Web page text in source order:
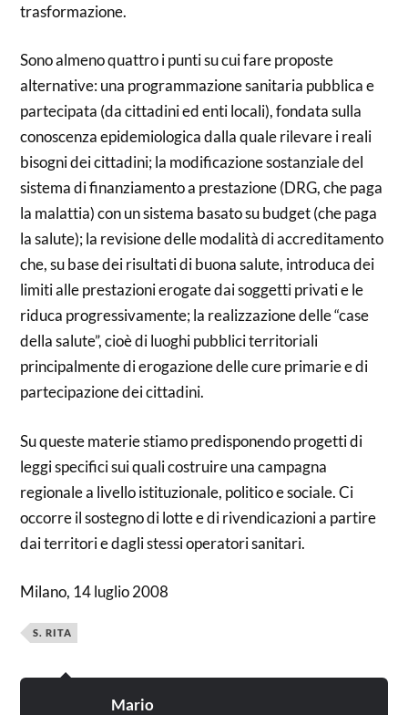
trasformazione.
Sono almeno quattro i punti su cui fare proposte
alternative: una programmazione sanitaria pubblica e
partecipata (da cittadini ed enti locali), fondata sulla
conoscenza epidemiologica dalla quale rilevare i reali
bisogni dei cittadini; la modificazione sostanziale del
sistema di finanziamento a prestazione (DRG, che paga
la malattia) con un sistema basato su budget (che paga
la salute); la revisione delle modalità di accreditamento
che, su base dei risultati di buona salute, introduca dei
limiti alle prestazioni erogate dai soggetti privati e le
riduca progressivamente; la realizzazione delle “case
della salute”, cioè di luoghi pubblici territoriali
principalmente di erogazione delle cure primarie e di
partecipazione dei cittadini.
Su queste materie stiamo predisponendo progetti di
leggi specifici sui quali costruire una campagna
regionale a livello istituzionale, politico e sociale. Ci
occorre il sostegno di lotte e di rivendicazioni a partire
dai territori e dagli stessi operatori sanitari.
Milano, 14 luglio 2008
S. RITA
Mario